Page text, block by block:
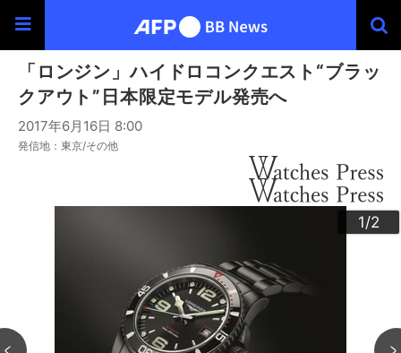
「ロンジン」ハイドロコンクエスト“ブラッ
クアウト”日本限定モデル発売へ
2017年6月16日 8:00
発信地：東京/その他
1/2
2/2